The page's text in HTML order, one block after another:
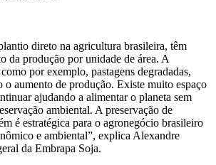
direto na agricultura brasileira, têm
da produção por unidade de área. A
por exemplo, pastagens degradadas,
o aumento de produção. Existe muito espaço
ajudando a alimentar o planeta sem
ambiental. A preservação de
é estratégica para o agronegócio brasileiro
e ambiental”, explica Alexandre
da Embrapa Soja.